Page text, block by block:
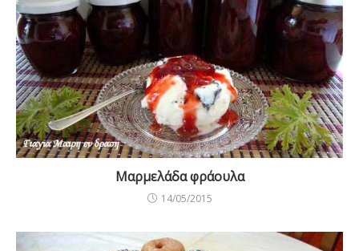
Μαρμελάδα φράουλα
14/05/2015